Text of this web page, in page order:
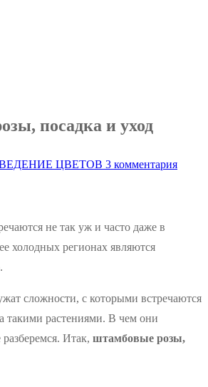
посадка и уход
ЦВЕТОВ 3 комментария
не так уж и часто даже в
холодных регионах являются
сложности, с которыми встречаются
такими растениями. В чем они
Итак, штамбовые розы,